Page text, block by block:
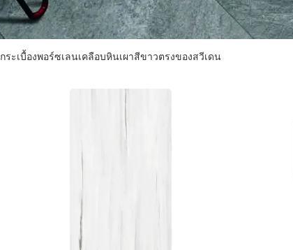
กระเบื้องพอร์ซเลนเคลือบหินเผาสีขาวตรงของสวีเดน